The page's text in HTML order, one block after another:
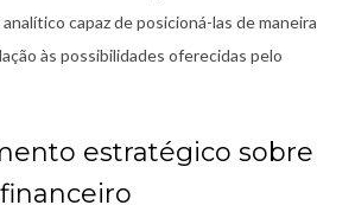
capaz de posicioná-las de maneira
às possibilidades oferecidas pelo
estratégico sobre